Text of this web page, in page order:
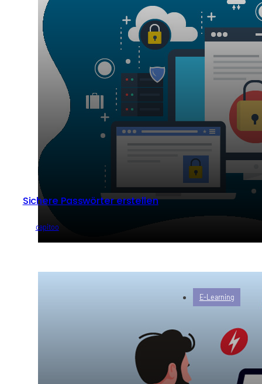
Sichere Passwörter erstellen
capitoo
E-Learning